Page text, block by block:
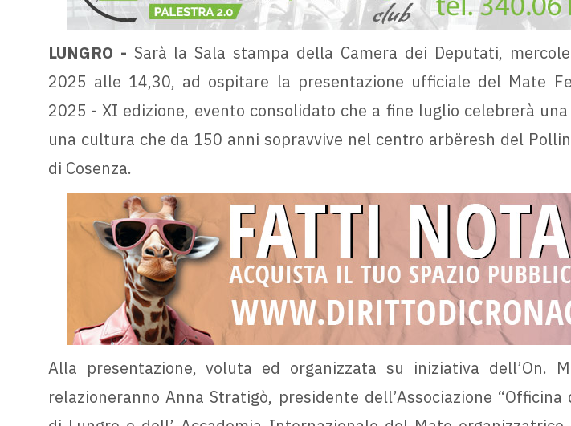
LUNGRO - Sarà la Sala stampa della Camera dei Deputati,
2025 alle 14,30, ad ospitare la presentazione ufficiale del Mate
2025 - XI edizione, evento consolidato che a fine luglio celebrerà
una cultura che da 150 anni sopravvive nel centro arbëresh del
di Cosenza.
Alla presentazione, voluta ed organizzata su iniziativa dell’On.
relazioneranno Anna Stratigò, presidente dell’Associazione “Officina